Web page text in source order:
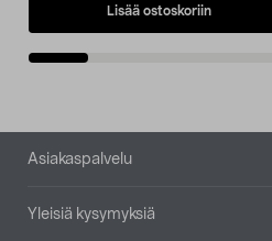
Lisää ostoskoriin
Alatunniste
Asiakaspalvelu
Yleisiä kysymyksiä